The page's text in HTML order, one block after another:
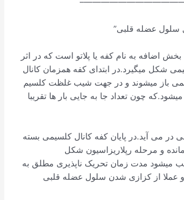
سلول عضله قلبی”
اضافه به نام کفه یا پلاتو است که در اثر
شکل میگیرد.در ابتدای کفه همزمان کانال
باز میشوند و در جهت شیب غلظت کلسیم
چون تعداد جا به جایی بار ها تقریبا
در می آید.در پایان کفه کانال کلسیمی بسته
مانده و مرحله رپلاریزاسیون شکل
میشود مدت زمان تحریک ناپذیری مطلق به
عملا از کزازی شدن سلول عضله قلبی